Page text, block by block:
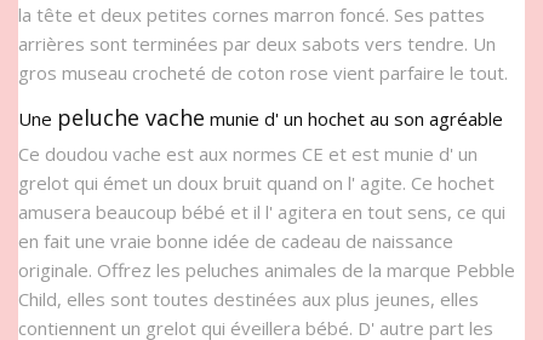
la tête et deux petites cornes marron foncé. Ses pattes
arrières sont terminées par deux sabots vers tendre. Un
gros museau crocheté de coton rose vient parfaire le tout.
Une peluche vache munie d' un hochet au son agréable
Ce doudou vache est aux normes CE et est munie d' un
grelot qui émet un doux bruit quand on l' agite. Ce hochet
amusera beaucoup bébé et il l' agitera en tout sens, ce qui
en fait une vraie bonne idée de cadeau de naissance
originale. Offrez les peluches animales de la marque Pebble
Child, elles sont toutes destinées aux plus jeunes, elles
contiennent un grelot qui éveillera bébé. D' autre part les